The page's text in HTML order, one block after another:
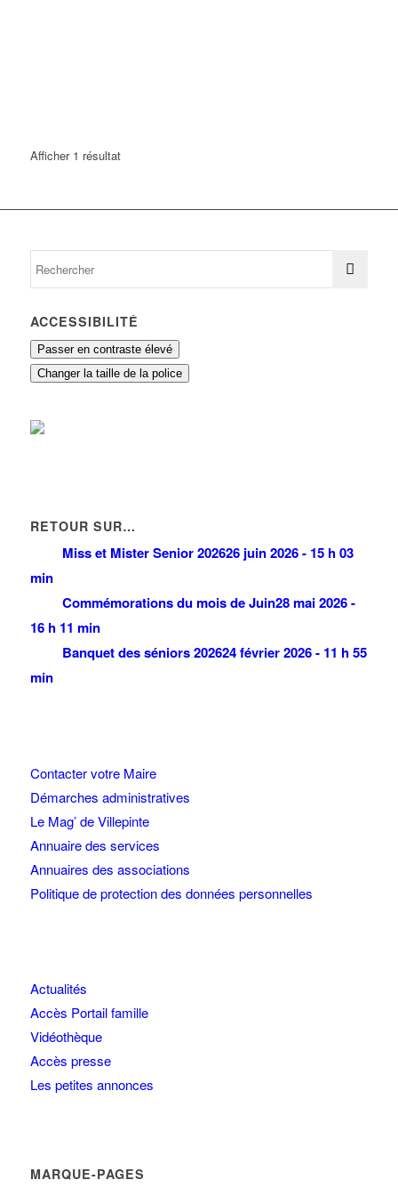
Afficher 1 résultat
ACCESSIBILITÉ
Passer en contraste élevé
Changer la taille de la police
RETOUR SUR…
Miss et Mister Senior 202626 juin 2026 - 15 h 03
min
Commémorations du mois de Juin28 mai 2026 -
16 h 11 min
Banquet des séniors 202624 février 2026 - 11 h 55
min
Contacter votre Maire
Démarches administratives
Le Mag’ de Villepinte
Annuaire des services
Annuaires des associations
Politique de protection des données personnelles
Actualités
Accès Portail famille
Vidéothèque
Accès presse
Les petites annonces
MARQUE-PAGES